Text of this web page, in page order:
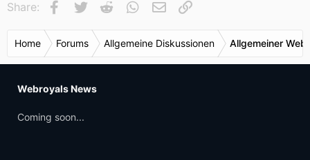
Share: Facebook
Twitter Reddit WhatsApp
E-Mail
Home Forums Allgemeine Diskussionen Allgemeiner
Webroyals News
Coming soon...